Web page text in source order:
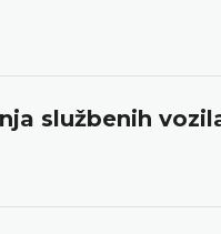
službenih